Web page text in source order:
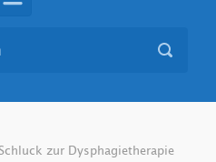
zur Dysphagietherapie